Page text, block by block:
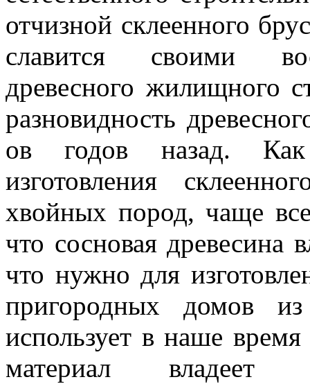
отчизной склеенного
славится своими
древесного жилищного
разновидность
ов годов назад.
изготовления
хвойных пород, чаще
что сосновая древесина
что нужно для
пригородных домов из
использует в наше
материал владеет